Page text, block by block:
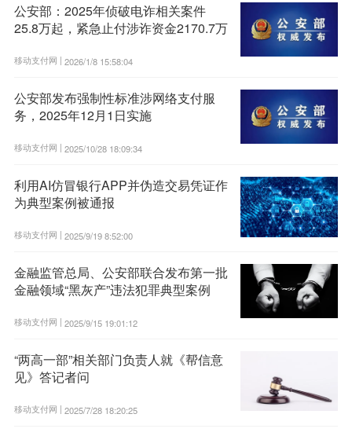
公安部：2025年侦破电诈相关案件
25.8万起，紧急止付涉诈资金2170.7万
移动支付网 | 2026/1/8 15:58:04
公安部发布强制性标准涉网络支付服
务，2025年12月1日实施
移动支付网 | 2025/10/28 18:09:34
利用AI仿冒银行APP并伪造交易凭证作
为典型案例被通报
移动支付网 | 2025/9/19 8:52:00
金融监管总局、公安部联合发布第一批
金融领域“黑灰产”违法犯罪典型案例
移动支付网 | 2025/9/15 19:01:12
“两高一部”相关部门负责人就《帮信意
见》答记者问
移动支付网 | 2025/7/28 18:20:25